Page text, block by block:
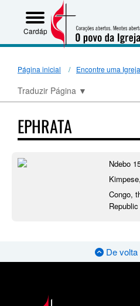
Cardápio
Página inicial Encontre uma Igreja
Traduzir Página ▼
EPHRATA
Ndebo
Congo,
De volta